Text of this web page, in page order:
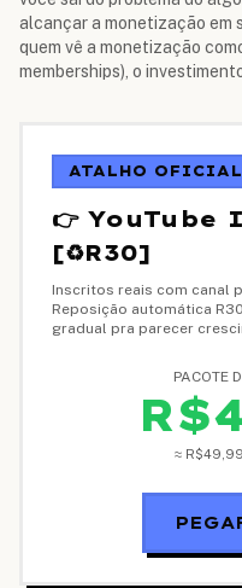
alcançar a monetização em
quem vê a monetização
memberships), o
ATALHO OFICIAL
👉
[♻️R30]
Inscritos reais com canal
Reposição automática
gradual pra parecer
PACOTE
≈ R$49,99